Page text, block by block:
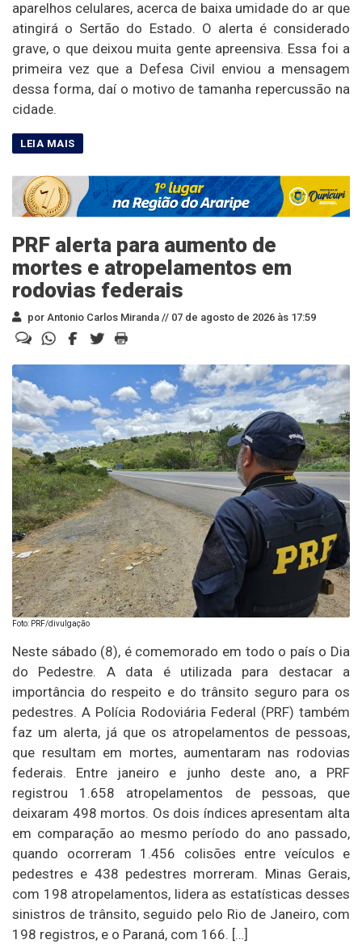
aparelhos celulares, acerca de baixa umidade do ar que
atingirá o Sertão do Estado. O alerta é considerado
grave, o que deixou muita gente apreensiva. Essa foi a
primeira vez que a Defesa Civil enviou a mensagem
dessa forma, daí o motivo de tamanha repercussão na
cidade.
PRF alerta para aumento de
mortes e atropelamentos em
rodovias federais
por Antonio Carlos Miranda // 07 de agosto de 2026 às 17:59
Foto: PRF/divulgação
Neste sábado (8), é comemorado em todo o país o Dia
do Pedestre. A data é utilizada para destacar a
importância do respeito e do trânsito seguro para os
pedestres. A Polícia Rodoviária Federal (PRF) também
faz um alerta, já que os atropelamentos de pessoas,
que resultam em mortes, aumentaram nas rodovias
federais. Entre janeiro e junho deste ano, a PRF
registrou 1.658 atropelamentos de pessoas, que
deixaram 498 mortos. Os dois índices apresentam alta
em comparação ao mesmo período do ano passado,
quando ocorreram 1.456 colisões entre veículos e
pedestres e 438 pedestres morreram. Minas Gerais,
com 198 atropelamentos, lidera as estatísticas desses
sinistros de trânsito, seguido pelo Rio de Janeiro, com
198 registros, e o Paraná, com 166. […]